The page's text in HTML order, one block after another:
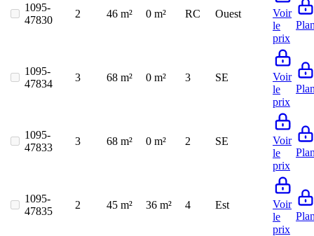
1095-
47830
2 46 m² 0 m² RC Ouest
Voir
le
prix
1095-
47834
3 68 m² 0 m² 3 SE
Voir
le
prix
1095-
47833
3 68 m² 0 m² 2 SE
Voir
le
prix
1095-
47835
2 45 m² 36 m² 4 Est
Voir
le
prix